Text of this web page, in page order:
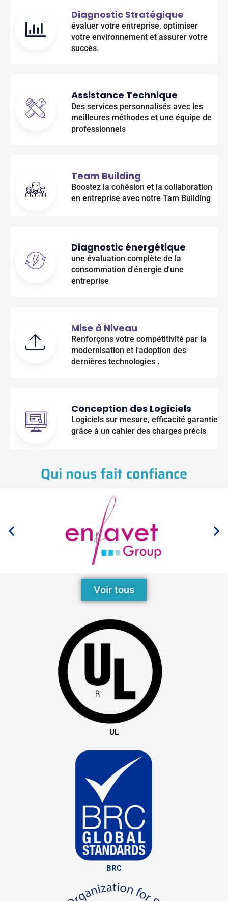
Diagnostic Stratégique
évaluer votre entreprise, optimiser
votre environnement et assurer votre
succès.
Assistance Technique
Des services personnalisés avec les
meilleures méthodes et une équipe de
professionnels
Team Building
Boostez la cohésion et la collaboration
en entreprise avec notre Tam Building
Diagnostic énergétique
une évaluation complète de la
consommation d'énergie d'une
entreprise
Mise à Niveau
Renforçons votre compétitivité par la
modernisation et l'adoption des
dernières technologies .
Conception des Logiciels
Logiciels sur mesure, efficacité garantie
grâce à un cahier des charges précis
Qui nous fait confiance
Voir tous
UL
BRC